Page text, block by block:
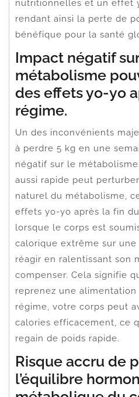
nutritionnelles et un effet
rendant ainsi la perte de
bénéfique pour la santé
Impact négatif
métabolisme
des effets yo-yo
régime.
Un des inconvénients
à perdre 5 kg en une
négatif sur le
aussi rapide peut
naturel du métabolisme,
effets yo-yo après la fin
lorsque le corps est
calorique extrême sur
réagir en ralentissant son
compenser. Cela signifie
reprenez une
régime, votre corps peut
calories efficacement, ce
regain de poids rapide.
Risque accru de
l’équilibre